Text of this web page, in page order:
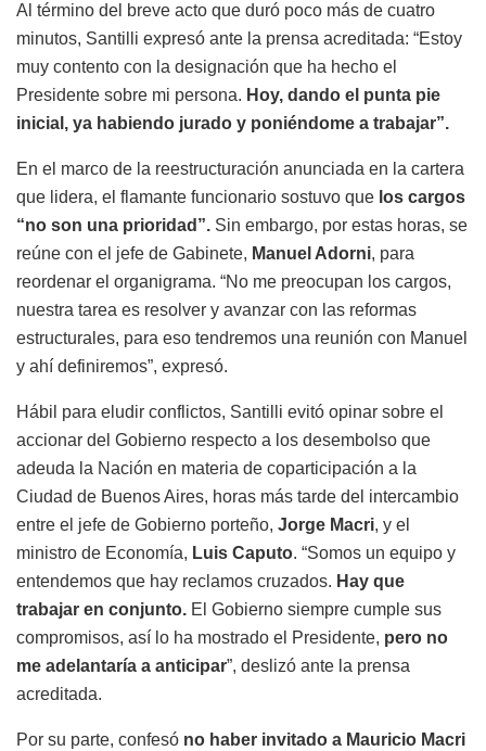
Al término del breve acto que duró poco más de cuatro
minutos, Santilli expresó ante la prensa acreditada: “Estoy
muy contento con la designación que ha hecho el
Presidente sobre mi persona. Hoy, dando el punta pie
inicial, ya habiendo jurado y poniéndome a trabajar”.
En el marco de la reestructuración anunciada en la cartera
que lidera, el flamante funcionario sostuvo que los cargos
“no son una prioridad”. Sin embargo, por estas horas, se
reúne con el jefe de Gabinete, Manuel Adorni, para
reordenar el organigrama. “No me preocupan los cargos,
nuestra tarea es resolver y avanzar con las reformas
estructurales, para eso tendremos una reunión con Manuel
y ahí definiremos”, expresó.
Hábil para eludir conflictos, Santilli evitó opinar sobre el
accionar del Gobierno respecto a los desembolso que
adeuda la Nación en materia de coparticipación a la
Ciudad de Buenos Aires, horas más tarde del intercambio
entre el jefe de Gobierno porteño, Jorge Macri, y el
ministro de Economía, Luis Caputo. “Somos un equipo y
entendemos que hay reclamos cruzados. Hay que
trabajar en conjunto. El Gobierno siempre cumple sus
compromisos, así lo ha mostrado el Presidente, pero no
me adelantaría a anticipar”, deslizó ante la prensa
acreditada.
Por su parte, confesó no haber invitado a Mauricio Macri